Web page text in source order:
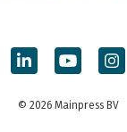
© 2026 Mainpress BV